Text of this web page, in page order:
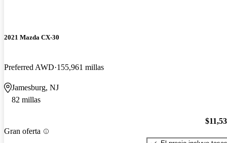
2021 Mazda CX-30
Preferred AWD 155,961 millas
Jamesburg, NJ
82 millas
Gran oferta